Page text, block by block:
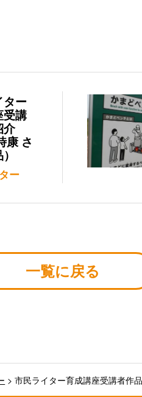
ー
受講
介
康 さ
ー
一覧に戻る
>市民ライター育成講座受講者作